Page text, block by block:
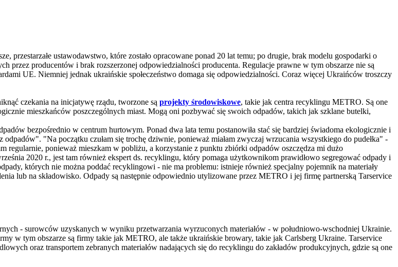
przestarzałe ustawodawstwo, które zostało opracowane ponad 20 lat temu; po drugie, brak modelu gospodarki o
producentów i brak rozszerzonej odpowiedzialności producenta. Regulacje prawne w tym obszarze nie są
UE. Niemniej jednak ukraińskie społeczeństwo domaga się odpowiedzialności. Coraz więcej Ukraińców troszczy
czekania na inicjatywę rządu, tworzone są projekty środowiskowe, takie jak centra recyklingu METRO. Są one
mieszkańców poszczególnych miast. Mogą oni pozbywać się swoich odpadów, takich jak szklane butelki,
bezpośrednio w centrum hurtowym. Ponad dwa lata temu postanowiła stać się bardziej świadoma ekologicznie i
"Na początku czułam się trochę dziwnie, ponieważ miałam zwyczaj wrzucania wszystkiego do pudełka" -
ponieważ mieszkam w pobliżu, a korzystanie z punktu zbiórki odpadów oszczędza mi dużo
2020 r., jest tam również ekspert ds. recyklingu, który pomaga użytkownikom prawidłowo segregować odpady i
których nie można poddać recyklingowi - nie ma problemu: istnieje również specjalny pojemnik na materiały
lub na składowisko. Odpady są następnie odpowiednio utylizowane przez METRO i jej firmę partnerską Tarservice
- surowców uzyskanych w wyniku przetwarzania wyrzuconych materiałów - w południowo-wschodniej Ukrainie.
w tym obszarze są firmy takie jak METRO, ale także ukraińskie browary, takie jak Carlsberg Ukraine. Tarservice
oraz transportem zebranych materiałów nadających się do recyklingu do zakładów produkcyjnych, gdzie są one